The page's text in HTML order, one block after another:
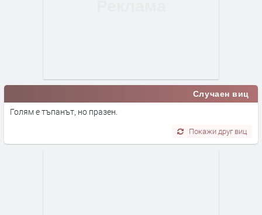
Случаен виц
Голям е тъпанът, но празен.
Покажи друг виц